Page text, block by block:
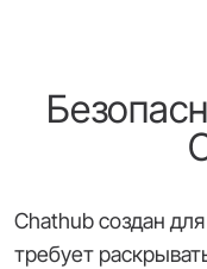
Chathub создан
требует